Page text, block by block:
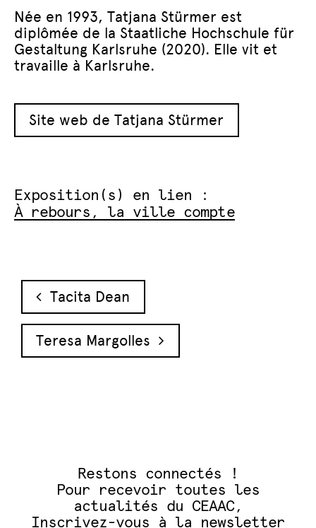
Née en 1993, Tatjana Stürmer est
diplômée de la Staatliche Hochschule für
Gestaltung Karlsruhe (2020). Elle vit et
travaille à Karlsruhe.
Site web de Tatjana Stürmer
Exposition(s) en lien :
À rebours, la ville compte
Navigation des articles
Tacita Dean
Teresa Margolles
Restons connectés !
Pour recevoir toutes les
actualités du CEAAC,
Inscrivez-vous à la newsletter